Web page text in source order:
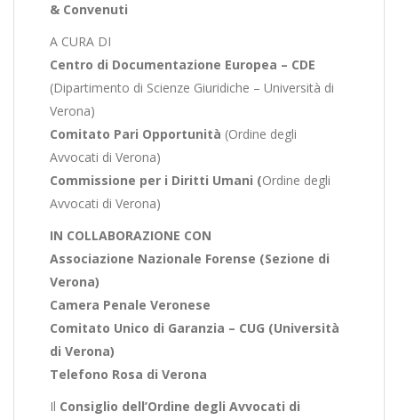
& Convenuti
A CURA DI
Centro di Documentazione Europea – CDE
(Dipartimento di Scienze Giuridiche – Università di
Verona)
Comitato Pari Opportunità (Ordine degli
Avvocati di Verona)
Commissione per i Diritti Umani (Ordine degli
Avvocati di Verona)
IN COLLABORAZIONE CON
Associazione Nazionale Forense (Sezione di
Verona)
Camera Penale Veronese
Comitato Unico di Garanzia – CUG (Università
di Verona)
Telefono Rosa di Verona
Il Consiglio dell’Ordine degli Avvocati di